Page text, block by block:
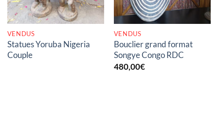
VENDUS
Statues Yoruba Nigeria
Couple
VENDUS
Bouclier grand format
Songye Congo RDC
480,00€